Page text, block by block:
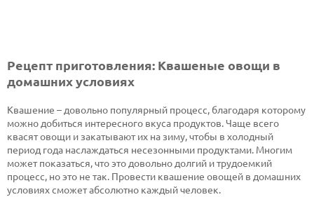
Рецепт приготовления: Квашеные овощи в
домашних условиях
Квашение – довольно популярный процесс, благодаря которому
можно добиться интересного вкуса продуктов. Чаще всего
квасят овощи и закатывают их на зиму, чтобы в холодный
период года наслаждаться несезонными продуктами. Многим
может показаться, что это довольно долгий и трудоемкий
процесс, но это не так. Провести квашение овощей в домашних
условиях сможет абсолютно каждый человек.